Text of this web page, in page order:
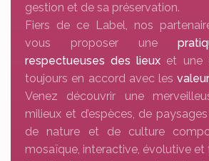
gestion et de sa préservation.
Fiers de ce Label, nos
vous proposer une
respectueuses des lieux et une
toujours en accord avec les
Venez découvrir une
milieux et d’espèces, de
de nature et de culture
mosaïque, interactive, évolutive et